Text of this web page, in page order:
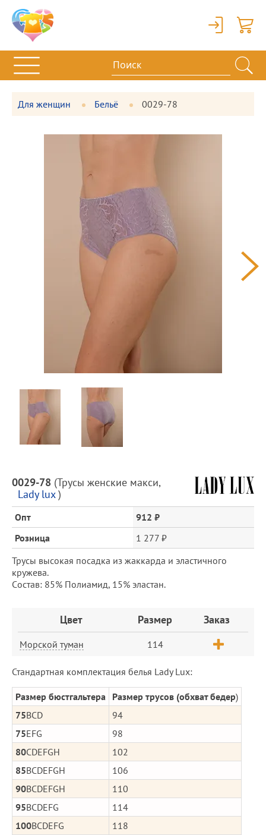
Вход
Для женщин Бельё 0029-78
товара
фотография
Описание
товара
и
цена
0029-78 (Трусы женские макси,
Lady lux )
Опт
912 ₽
Розница
1 277 ₽
Трусы высокая посадка из жаккарда и эластичного
кружева.
Cостав: 85% Полиамид, 15% эластан.
Цвет Размер Заказ
Морской туман 114
Стандартная комплектация белья Lady Lux:
Размер бюстгальтера Размер трусов (обхват бедер)
75BCD
94
75EFG
98
80CDEFGH
102
85BCDEFGH
106
90BCDEFGH
110
95BCDEFG
114
100BCDEFG
118